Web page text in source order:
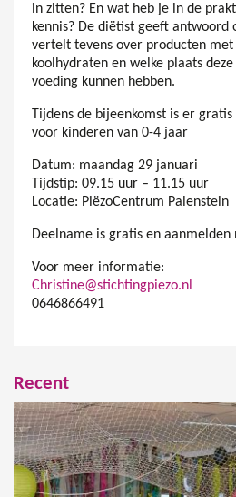
in zitten? En wat heb je in de
kennis? De diëtist geeft antwoord
vertelt tevens over producten
koolhydraten en welke plaats
voeding kunnen hebben.
Tijdens de bijeenkomst is er
voor kinderen van 0-4 jaar
Datum: maandag 29 januari
Tijdstip: 09.15 uur – 11.15 uur
Locatie: PiëzoCentrum Palenstein
Deelname is gratis en aanmelden
Voor meer informatie:
Christine@stichtingpiezo.nl
0646866491
Recent